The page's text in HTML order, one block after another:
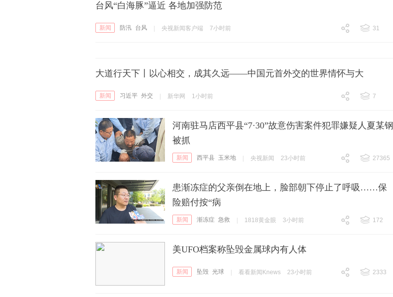
台风“白海豚”逼近 各地加强防范
新闻 防汛 台风 央视新闻客户端 7小时前
31
大道行天下丨以心相交，成其久远——中国元首外交的世界情怀与大
新闻 习近平 外交 新华网 1小时前
7
河南驻马店西平县“7·30”故意伤害案件犯罪嫌疑人夏某钢
被抓
新闻 西平县 玉米地 央视新闻 23小时前
27365
患渐冻症的父亲倒在地上，脸部朝下停止了呼吸……保
险赔付按“病
新闻 渐冻症 急救 1818黄金眼 3小时前
172
美UFO档案称坠毁金属球内有人体
新闻 坠毁 光球 看看新闻Knews 23小时前
2333